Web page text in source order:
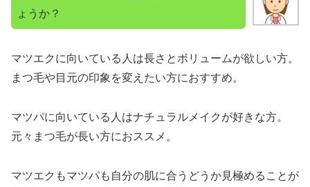
ょうか？
マツエクに向いている人は長さとボリュームが欲しい方。
まつ毛や目元の印象を変えたい方におすすめ。
マツパに向いている人はナチュラルメイクが好きな方。
元々まつ毛が長い方におススメ。
マツエクもマツパも自分の肌に合うどうか見極めることが